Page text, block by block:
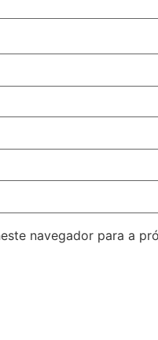
navegador para a